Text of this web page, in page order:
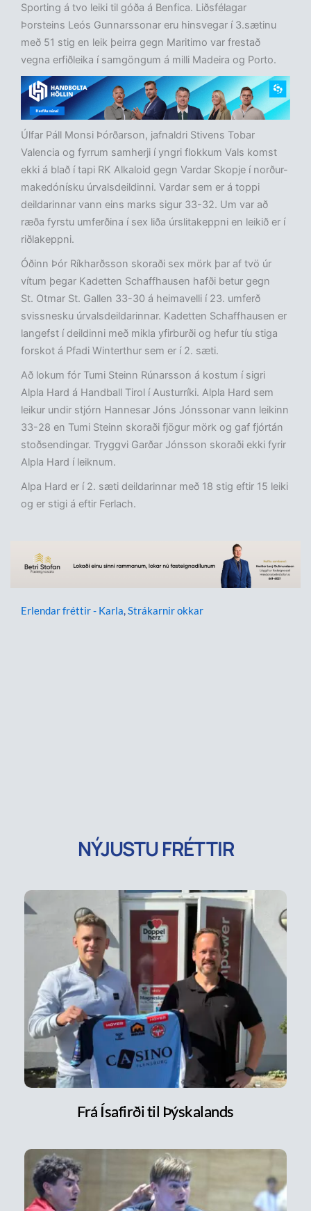
Sporting á tvo leiki til góða á Benfica. Liðsfélagar
Þorsteins Leós Gunnarssonar eru hinsvegar í 3.sætinu
með 51 stig en leik þeirra gegn Maritimo var frestað
vegna erfiðleika í samgöngum á milli Madeira og Porto.
Úlfar Páll Monsi Þórðarson, jafnaldri Stivens Tobar
Valencia og fyrrum samherji í yngri flokkum Vals komst
ekki á blað í tapi RK Alkaloid gegn Vardar Skopje í norður-
makedónísku úrvalsdeildinni. Vardar sem er á toppi
deildarinnar vann eins marks sigur 33-32. Um var að
ræða fyrstu umferðina í sex liða úrslitakeppni en leikið er í
riðlakeppni.
Óðinn Þór Ríkharðsson skoraði sex mörk þar af tvö úr
vítum þegar Kadetten Schaffhausen hafði betur gegn
St. Otmar St. Gallen 33-30 á heimavelli í 23. umferð
svissnesku úrvalsdeildarinnar. Kadetten Schaffhausen er
langefst í deildinni með mikla yfirburði og hefur tíu stiga
forskot á Pfadi Winterthur sem er í 2. sæti.
Að lokum fór Tumi Steinn Rúnarsson á kostum í sigri
Alpla Hard á Handball Tirol í Austurríki. Alpla Hard sem
leikur undir stjórn Hannesar Jóns Jónssonar vann leikinn
33-28 en Tumi Steinn skoraði fjögur mörk og gaf fjórtán
stoðsendingar. Tryggvi Garðar Jónsson skoraði ekki fyrir
Alpla Hard í leiknum.
Alpa Hard er í 2. sæti deildarinnar með 18 stig eftir 15 leiki
og er stigi á eftir Ferlach.
Erlendar fréttir - Karla,Strákarnir okkar
NÝJUSTU FRÉTTIR
Frá Ísafirði til Þýskalands